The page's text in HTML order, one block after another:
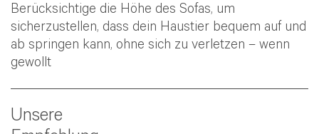
Berücksichtige die Höhe des Sofas, um
sicherzustellen, dass dein Haustier bequem auf und
ab springen kann, ohne sich zu verletzen – wenn
gewollt
Unsere